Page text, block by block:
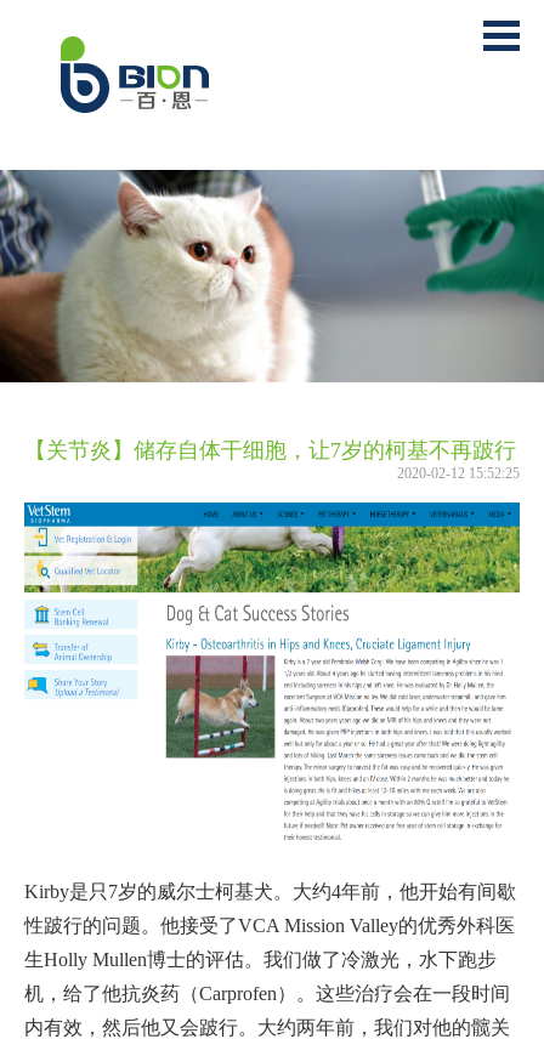
【关节炎】储存自体干细胞，让7岁的柯基不再跛行
2020-02-12 15:52:25
Kirby是只7岁的威尔士柯基犬。大约4年前，他开始有间歇
性跛行的问题。他接受了VCA Mission Valley的优秀外科医
生Holly Mullen博士的评估。我们做了冷激光，水下跑步
机，给了他抗炎药（Carprofen）。这些治疗会在一段时间
内有效，然后他又会跛行。大约两年前，我们对他的髋关